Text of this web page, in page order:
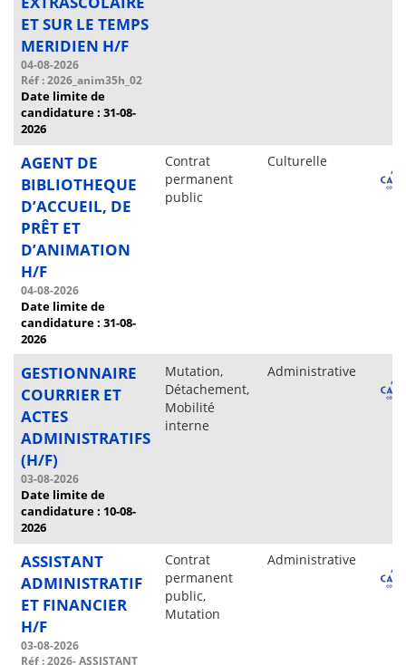
ET SUR LE TEMPS
MERIDIEN H/F
04-08-2026
Réf : 2026_anim35h_02
Date limite de
candidature : 31-08-
2026
AGENT DE
BIBLIOTHEQUE
D’ACCUEIL, DE
PRÊT ET
D’ANIMATION
H/F
04-08-2026
Date limite de
candidature : 31-08-
2026
Contrat
permanent
public
Culturelle
GESTIONNAIRE
COURRIER ET
ACTES
ADMINISTRATIFS
(H/F)
03-08-2026
Date limite de
candidature : 10-08-
2026
Mutation,
Détachement,
Mobilité
interne
Administrative
ASSISTANT
ADMINISTRATIF
ET FINANCIER
H/F
03-08-2026
Réf : 2026- ASSISTANT
Contrat
permanent
public,
Mutation
Administrative